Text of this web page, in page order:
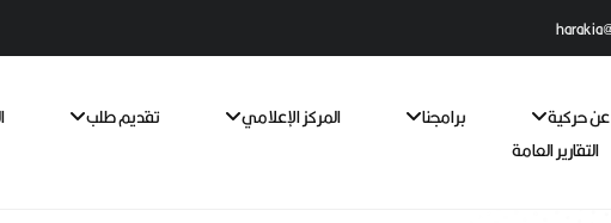
عن حركية برامجنا المركز الإعلامي تقديم طلب
التقارير العامة